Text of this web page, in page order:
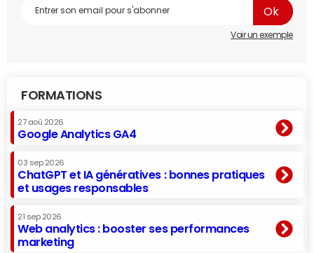
Voir un exemple
FORMATIONS
27 aoû 2026
Google Analytics GA4
03 sep 2026
ChatGPT et IA génératives : bonnes pratiques
et usages responsables
21 sep 2026
Web analytics : booster ses performances
marketing